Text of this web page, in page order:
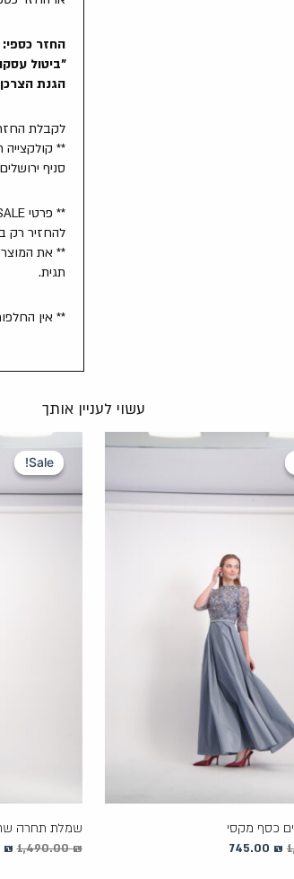
החזר כספי:
הגנת הצרכן,
לקבלת
** קולקצייה חדשה
סניף
** פרטי SALE ניתן תןך 14 יום
להחזיר רק
** את
תגית.
** אין
עשוי לעניין אותך
כסף מקסי
המחיר
745.00 ₪
המחיר
Sale!
Sale!
שמלת תחרה
1,490.00₪
₪